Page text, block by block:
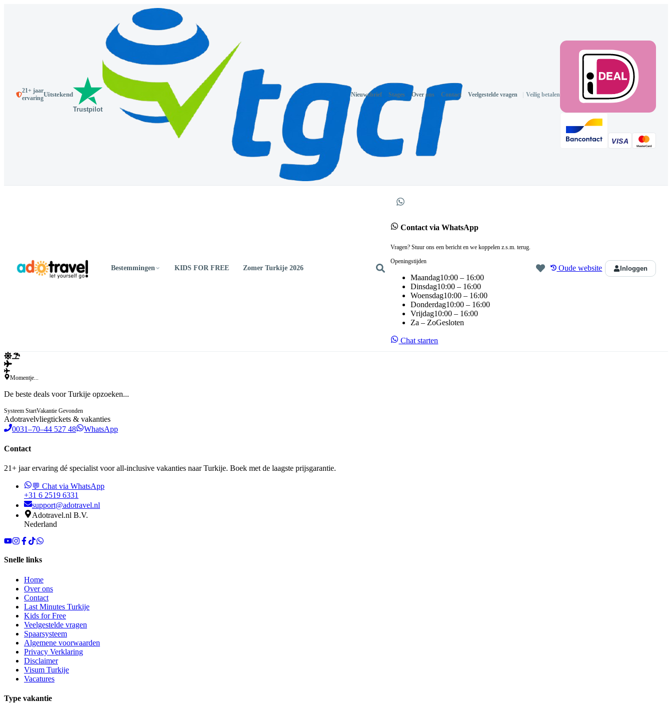
21+ jaar
ervaringUitstekend
Trustpilot
Nieuwsbrief Stages Over ons Contact Veelgestelde vragen | Veilig betalen
Bestemmingen KIDS FOR FREE Zomer Turkije 2026
Contact via WhatsApp
Vragen? Stuur ons een bericht en we koppelen z.s.m. terug.
Openingstijden
Maandag10:00 – 16:00
Dinsdag10:00 – 16:00
Woensdag10:00 – 16:00
Donderdag10:00 – 16:00
Vrijdag10:00 – 16:00
Za – ZoGesloten
Chat starten
Oude website Inloggen
Momentje...
De beste deals voor Turkije opzoeken...
Systeem StartVakantie Gevonden
Adotravelvliegtickets & vakanties
0031–70–44 527 48
WhatsApp
Contact
21+ jaar ervaring dé specialist voor all-inclusive vakanties naar Turkije. Boek met de laagste prijsgarantie.
💬 Chat via WhatsApp
+31 6 2519 6331
support@adotravel.nl
Adotravel.nl B.V.
Nederland
Snelle links
Home
Over ons
Contact
Last Minutes Turkije
Kids for Free
Veelgestelde vragen
Spaarsysteem
Algemene voorwaarden
Privacy Verklaring
Disclaimer
Visum Turkije
Vacatures
Type vakantie